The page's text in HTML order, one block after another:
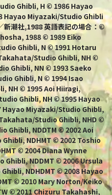
Ghibli, H © 1986 Hayao
Hayao Miyazaki/Studio Ghibli
新潮社,1988 英語表記の場合：©
1988 © 1989 Eiko
Ghibli, N © 1991 Hotaru
Studio Ghibli, NH ©
Ghibli, NN © 1993 Saeko
Ghibli, N © 1994 Isao
NH © 1995 Aoi Hiiragi,
Ghibli, NH © 1995 Hayao
Miyazaki/Studio Ghibli,
Studio Ghibli, NHD ©
Ghibli, NDDTM © 2002 Aoi
NDHMT © 2002 Toshio
© 2004 Diana Wynne
NDDMT © 2006 Ursula
NDHDMT © 2008 Hayao
© 2010 Mary Norton/Keiko
© 2011 Chizuru Takahashi,